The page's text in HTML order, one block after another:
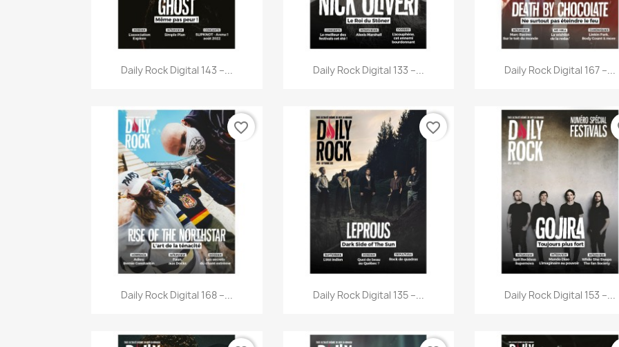
Aperçu rapide
Daily Rock Digital 143 –... Aperçu rapide
Daily Rock Digital 133 –... Aperçu rapide
Daily Rock Digital 167 –...
Aperçu rapide
Daily Rock Digital 168 –...
favorite_border
Aperçu rapide
Daily Rock Digital 135 –...
favorite_border
Aperçu rapide
Daily Rock Digital 153 –...